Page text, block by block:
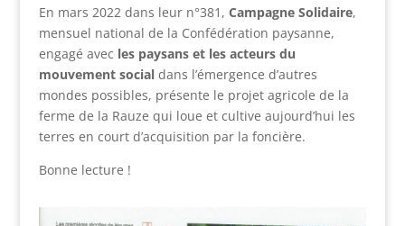
En mars 2022 dans leur n°381, Campagne Solidaire,
mensuel national de la Confédération paysanne,
engagé avec les paysans et les acteurs du
mouvement socialdans l’émergence d’autres
mondes possibles, présente le projet agricole de la
ferme de la Rauze qui loue et cultive aujourd’hui les
terres en court d’acquisition par la foncière.
Bonne lecture !